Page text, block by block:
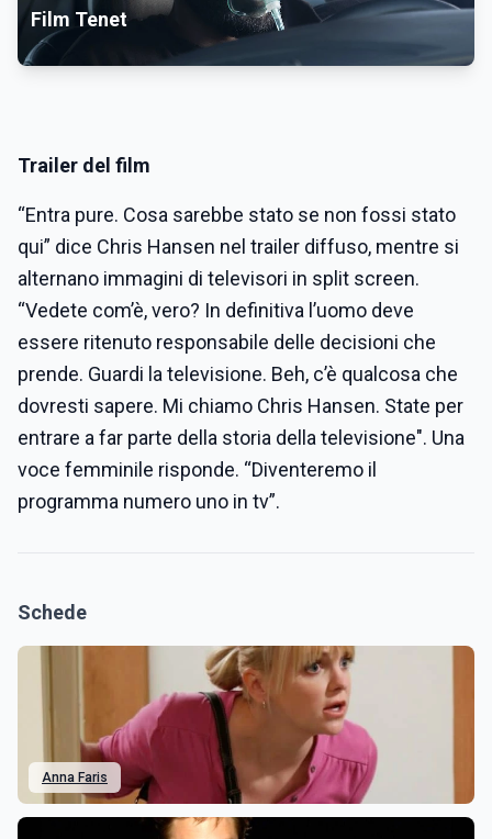
Film Tenet
Trailer del film
“Entra pure. Cosa sarebbe stato se non fossi stato
qui” dice Chris Hansen nel trailer diffuso, mentre si
alternano immagini di televisori in split screen.
“Vedete com’è, vero? In definitiva l’uomo deve
essere ritenuto responsabile delle decisioni che
prende. Guardi la televisione. Beh, c’è qualcosa che
dovresti sapere. Mi chiamo Chris Hansen. State per
entrare a far parte della storia della televisione". Una
voce femminile risponde. “Diventeremo il
programma numero uno in tv”.
Schede
Anna Faris